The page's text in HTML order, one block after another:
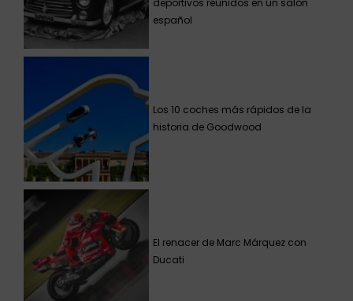
deportivos reunidos en un salón
español
Los 10 coches más rápidos de la
historia de Goodwood
El renacer de Marc Márquez con
Ducati